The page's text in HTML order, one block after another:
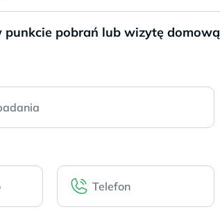
punkcie pobrań lub wizytę domową